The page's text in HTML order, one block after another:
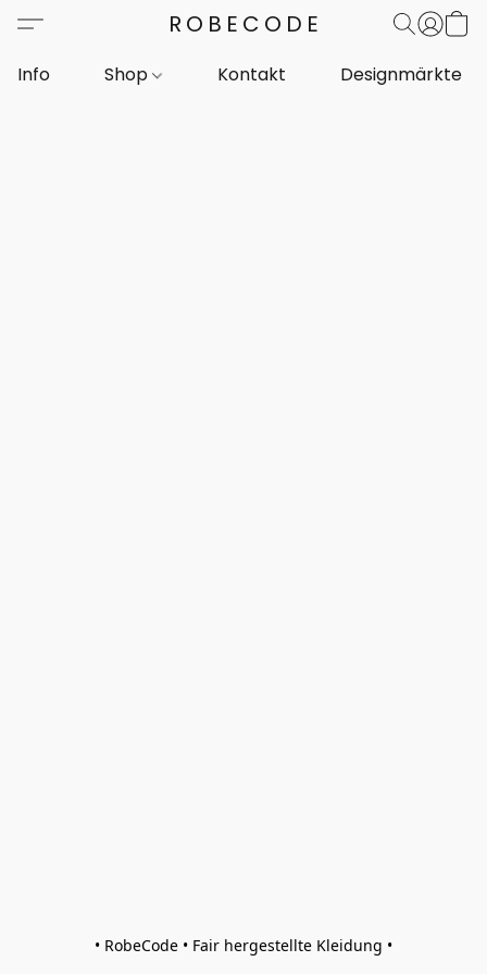
ROBECODE
Info Shop Kontakt Designmärkte
• RobeCode • Fair hergestellte Kleidung •